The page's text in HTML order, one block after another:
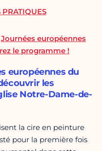
Journées européennes
le programme !
européennes du
les
Notre-Dame-de-
la cire en peinture
pour la première fois